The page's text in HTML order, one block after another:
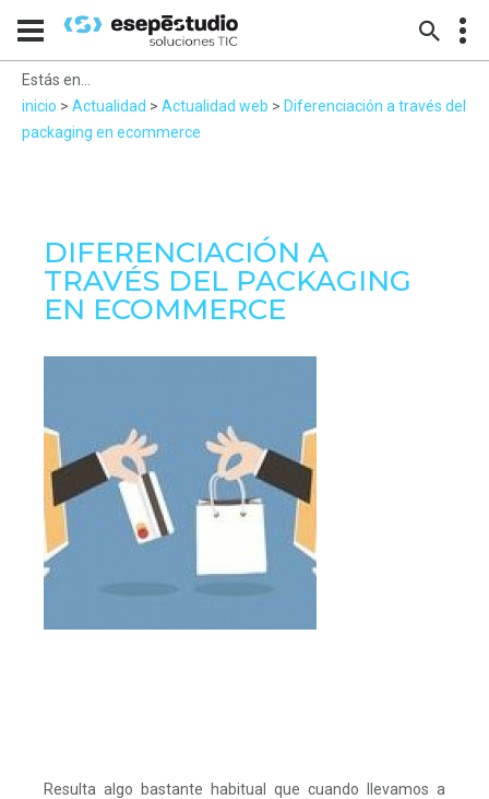
Estás en...
inicio > Actualidad > Actualidad web > Diferenciación a través del
packaging en ecommerce
DIFERENCIACIÓN A
TRAVÉS DEL PACKAGING
EN ECOMMERCE
Resulta algo bastante habitual que cuando llevamos a